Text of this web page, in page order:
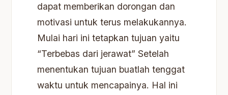
dapat memberikan dorongan dan
motivasi untuk terus melakukannya.
Mulai hari ini tetapkan tujuan yaitu
“Terbebas dari jerawat” Setelah
menentukan tujuan buatlah tenggat
waktu untuk mencapainya. Hal ini